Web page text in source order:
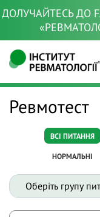
ДОЛУЧАЙТЕСЬ ДО
Ревмотест
ВСІ ПИТАННЯ
НОРМАЛЬНІ